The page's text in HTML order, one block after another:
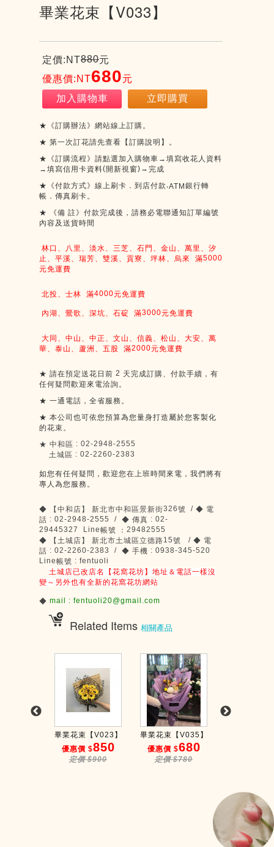
畢業花束【V033】
定價:NT880元
優惠價:NT680元
加入購物車
立即購買
★《訂購辦法》網站線上訂購。
★ 第一次訂花請先查看【訂購說明】。
★《訂購流程》請點選加入購物車→填寫收花人資料
→填寫信用卡資料(開新視窗) → 完成
★《付款方式》線上刷卡．到店付款 ‧ATM 銀行轉
帳．傳真刷卡。
★
《備 註》付款完成後，請務必電聯通知訂單編號
內容及送貨時間
林口、八里、淡水、三芝、石門、金山、萬里、汐
止、平溪、瑞芳、雙溪、貢寮、坪林、烏來
滿5000
元免運費
北投、士林 滿4000元免運費
內湖、鶯歌、深坑、石碇 滿3000元免運費
大同、中山、中正、文山、信義、松山、大安、萬
華、泰山、蘆洲、五股
滿2000元免運費
★ 請在預定送花日前 2 天完成訂購、付款手續，有
任何疑問歡迎來電洽詢。
★ 一通電話，全省服務。
★ 本公司也可依您預算為您量身打造屬於您客製化
的花束。
★ 中和區 : 02-2948-2555
土城區 : 02-2260-2383
如您有任何疑問，歡迎您在上班時間來電，我們將有
專人為您服務。
◆ 【中和店】 新北市中和區景新街326號 / ◆ 電
話 : 02-2948-2555 / ◆ 傳真 : 02-
29445327 Line帳號 ： 29482555
◆
【土城店】 新北市土城區立德路15號 / ◆ 電
話 : 02-2260-2383 / ◆ 手機 : 0938-345-520
Line帳號 : fentuoli
土城店已改店名【花窩花坊】地址＆電話一樣沒
變～另外也有全新的花窩花坊網站
◆ mail : fentuoli20@gmail.com
Related Items 相關產品
畢業花束【V023】
優惠價 $850
定價 $900
畢業花束【V035】
優惠價 $680
定價 $780